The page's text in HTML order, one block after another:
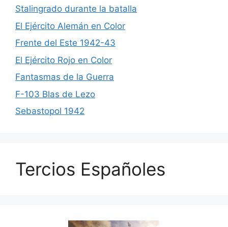
Stalingrado durante la batalla
El Ejército Alemán en Color
Frente del Este 1942-43
El Ejército Rojo en Color
Fantasmas de la Guerra
F-103 Blas de Lezo
Sebastopol 1942
Tercios Españoles